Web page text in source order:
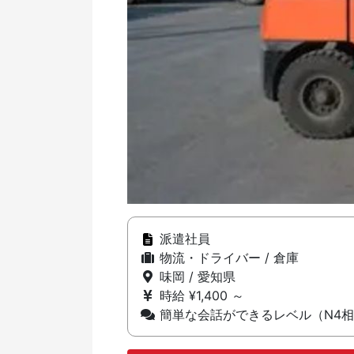
派遣社員
物流・ドライバー / 倉庫
味岡 / 愛知県
時給 ¥1,400 ～
簡単な会話ができるレベル（N4